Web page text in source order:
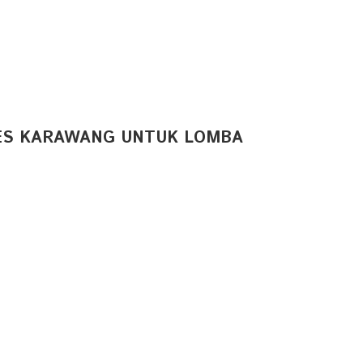
KARAWANG UNTUK LOMBA